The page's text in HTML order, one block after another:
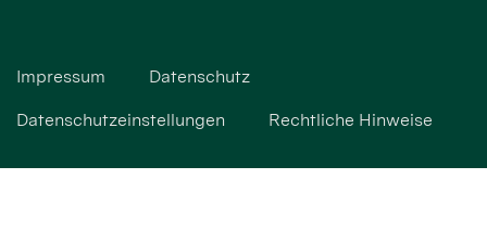
Impressum Datenschutz
Datenschutzeinstellungen Rechtliche Hinweise